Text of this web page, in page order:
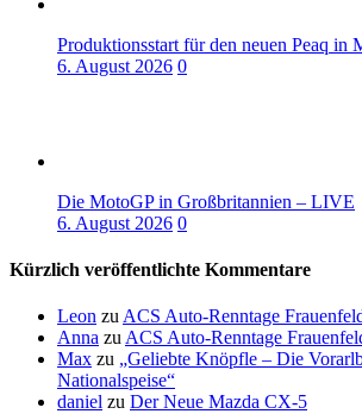
Produktionsstart für den neuen Peaq in
6. August 2026 0
Die MotoGP in Großbritannien – LIVE
6. August 2026 0
Kürzlich veröffentlichte Kommentare
Leon zu ACS Auto-Renntage
Anna zu ACS Auto-Renntage
Max zu „Geliebte Knöpfle – Die
Nationalspeise“
daniel zu Der Neue Mazda CX-5